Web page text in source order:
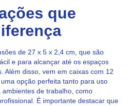
que
de 27 x 5 x 2,4 cm, que são
e para alcançar até os espaços
Além disso, vem em caixas com 12
opção perfeita tanto para uso
de trabalho, como
É importante destacar que